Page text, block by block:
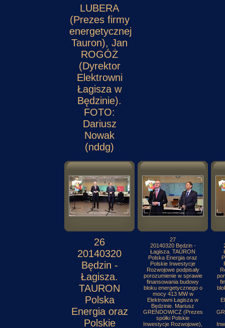
LUBERA
(Prezes firmy
energetycznej
Tauron), Jan
ROGÓŻ
(Dyrektor
Elektrowni
Łagisza w
Będzinie).
FOTO:
Dariusz
Nowak
(nddg)
26
20140320
Będzin -
Łagisza.
TAURON
Polska
Energia oraz
Polskie
27
20140320 Będzin -
Łagisza. TAURON
Polska Energia oraz
Polskie Inwestycje
Rozwojowe podpisały
porozumienie w sprawie
finansowania budowy
bloku energetycznego o
mocy 413 MW w
Elektrowni Łagisza w
Będzinie. Mariusz
GRENDOWICZ (Prezes
spółki Polskie
Inwestycje Rozwojowe),